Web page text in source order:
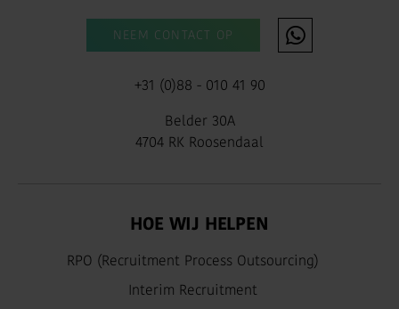
NEEM CONTACT OP
+31 (0)88 - 010 41 90
Belder 30A
4704 RK Roosendaal
HOE WIJ HELPEN
RPO (Recruitment Process Outsourcing)
Interim Recruitment